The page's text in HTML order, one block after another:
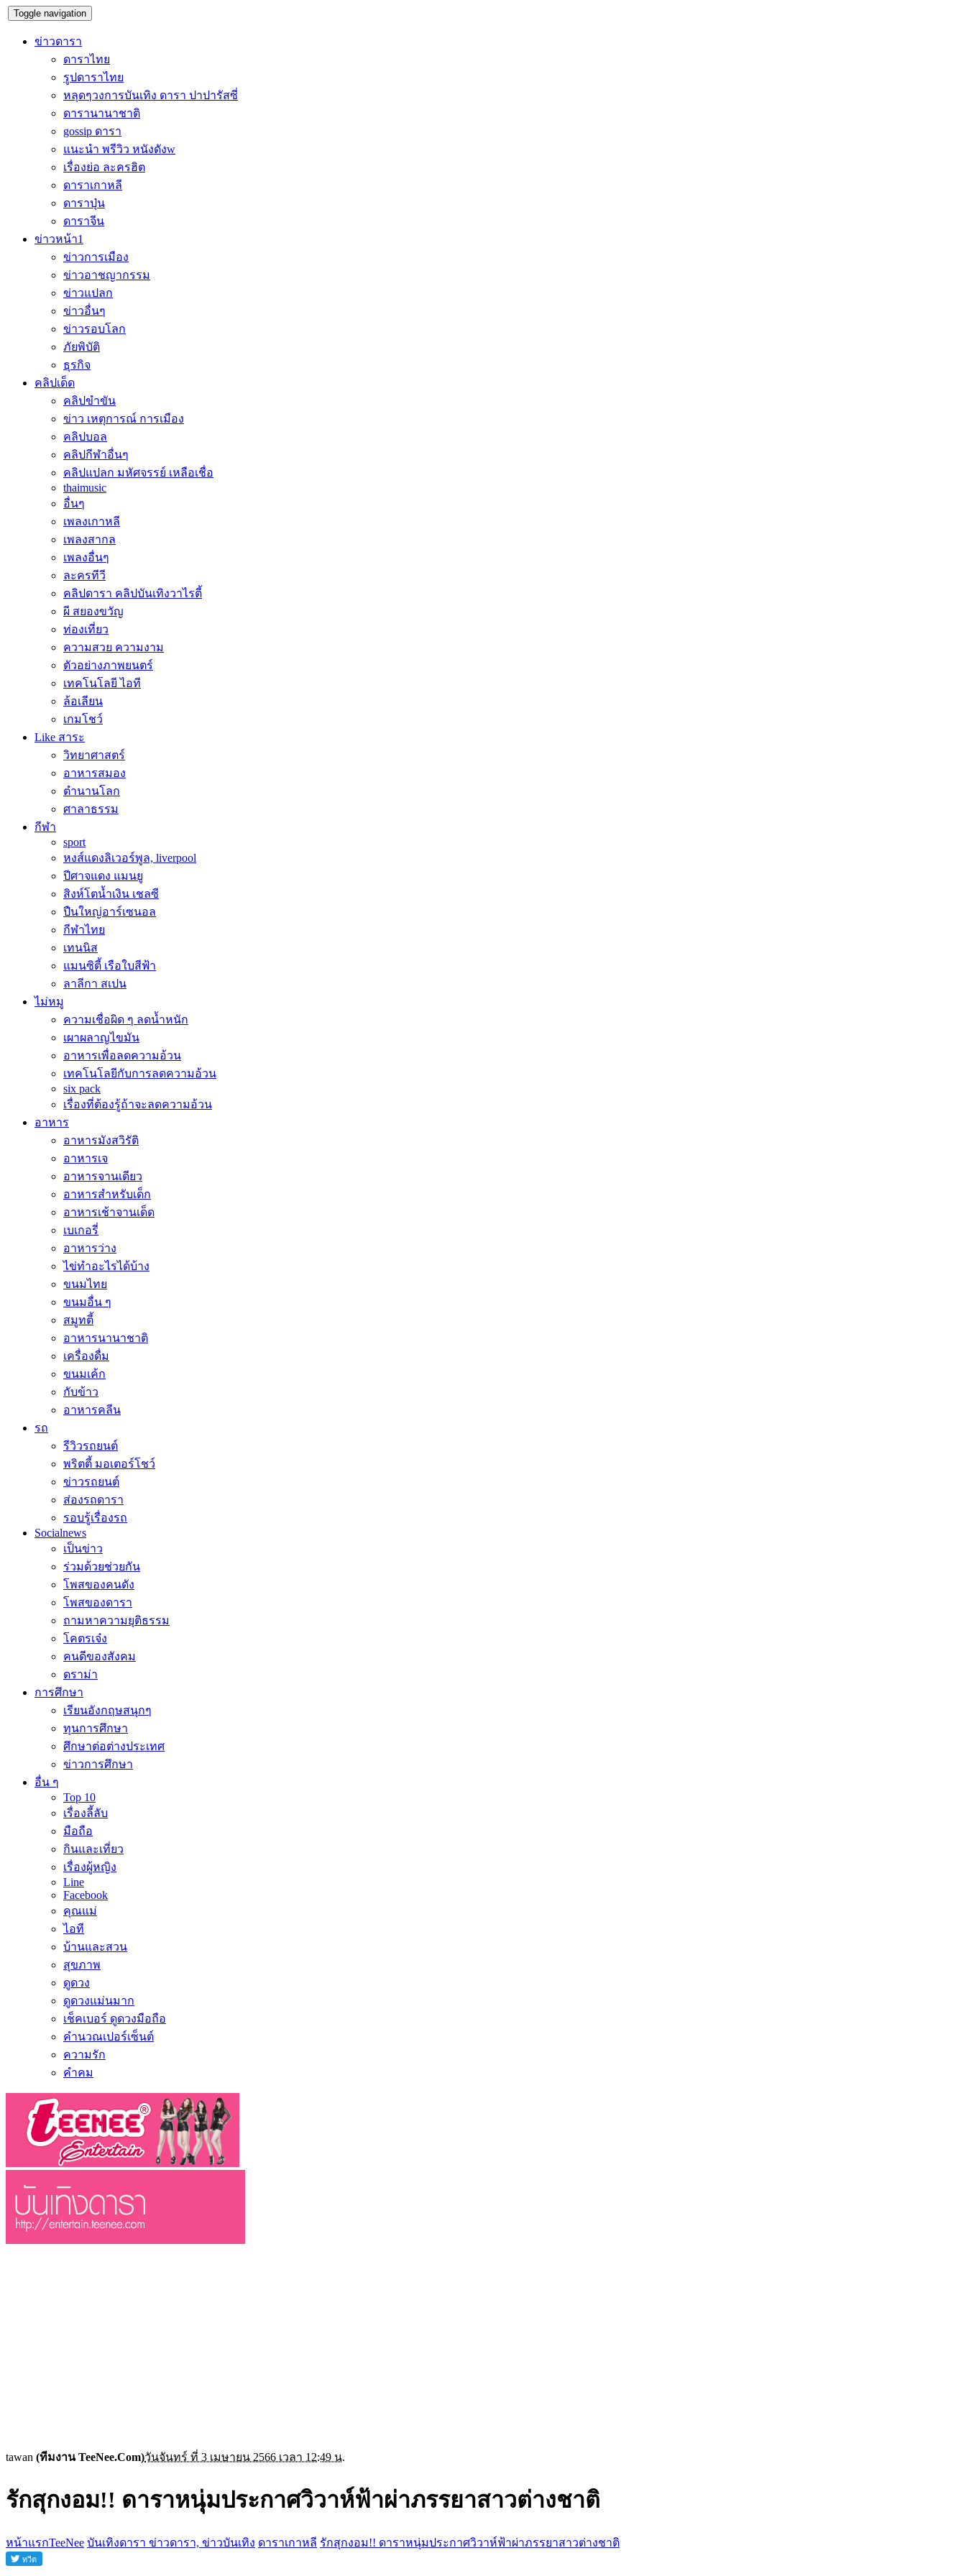
Toggle navigation
ข่าวดารา
ดาราไทย
รูปดาราไทย
หลุดๆวงการบันเทิง ดารา ปาปารัสซี่
ดารานานาชาติ
gossip ดารา
แนะนำ พรีวิว หนังดังw
เรื่องย่อ ละครฮิต
ดาราเกาหลี
ดาราปุ่น
ดาราจีน
ข่าวหน้า1
ข่าวการเมือง
ข่าวอาชญากรรม
ข่าวแปลก
ข่าวอื่นๆ
ข่าวรอบโลก
ภัยพิบัติ
ธุรกิจ
คลิปเด็ด
คลิปขำขัน
ข่าว เหตุการณ์ การเมือง
คลิปบอล
คลิปกีฬาอื่นๆ
คลิปแปลก มหัศจรรย์ เหลือเชื่อ
thaimusic
อื่นๆ
เพลงเกาหลี
เพลงสากล
เพลงอื่นๆ
ละครทีวี
คลิปดารา คลิปบันเทิงวาไรตี้
ผี สยองขวัญ
ท่องเที่ยว
ความสวย ความงาม
ตัวอย่างภาพยนตร์
เทคโนโลยี ไอที
ล้อเลียน
เกมโชว์
Like สาระ
วิทยาศาสตร์
อาหารสมอง
ตำนานโลก
ศาลาธรรม
กีฬา
sport
หงส์แดงลิเวอร์พูล, liverpool
ปีศาจแดง แมนยู
สิงห์โตน้ำเงิน เชลซี
ปืนใหญ่อาร์เซนอล
กีฬาไทย
เทนนิส
แมนซิตี้ เรือใบสีฟ้า
ลาลีกา สเปน
ไม่หมู
ความเชื่อผิด ๆ ลดน้ำหนัก
เผาผลาญไขมัน
อาหารเพื่อลดความอ้วน
เทคโนโลยีกับการลดความอ้วน
six pack
เรื่องที่ต้องรู้ถ้าจะลดความอ้วน
อาหาร
อาหารมังสวิรัติ
อาหารเจ
อาหารจานเดียว
อาหารสำหรับเด็ก
อาหารเช้าจานเด็ด
เบเกอรี่
อาหารว่าง
ไข่ทำอะไรได้บ้าง
ขนมไทย
ขนมอื่น ๆ
สมูทตี้
อาหารนานาชาติ
เครื่องดื่ม
ขนมเค้ก
กับข้าว
อาหารคลีน
รถ
รีวิวรถยนต์
พริตตี้ มอเตอร์โชว์
ข่าวรถยนต์
ส่องรถดารา
รอบรู้เรื่องรถ
Socialnews
เป็นข่าว
ร่วมด้วยช่วยกัน
โพสของคนดัง
โพสของดารา
ถามหาความยุติธรรม
โคตรเจ๋ง
คนดีของสังคม
ดราม่า
การศึกษา
เรียนอังกฤษสนุกๆ
ทุนการศึกษา
ศึกษาต่อต่างประเทศ
ข่าวการศึกษา
อื่น ๆ
Top 10
เรื่องลี้ลับ
มือถือ
กินและเที่ยว
เรื่องผู้หญิง
Line
Facebook
คุณแม่
ไอที
บ้านและสวน
สุขภาพ
ดูดวง
ดูดวงแม่นมาก
เช็คเบอร์ ดูดวงมือถือ
คำนวณเปอร์เซ็นต์
ความรัก
คำคม
tawan (ทีมงาน TeeNee.Com)วันจันทร์ ที่ 3 เมษายน 2566 เวลา 12:49 น.
รักสุกงอม!! ดาราหนุ่มประกาศวิวาห์ฟ้าผ่าภรรยาสาวต่างชาติ
หน้าแรกTeeNee บันเทิงดารา ข่าวดารา, ข่าวบันเทิง ดาราเกาหลี รักสุกงอม!! ดาราหนุ่มประกาศวิวาห์ฟ้าผ่าภรรยาสาวต่างชาติ